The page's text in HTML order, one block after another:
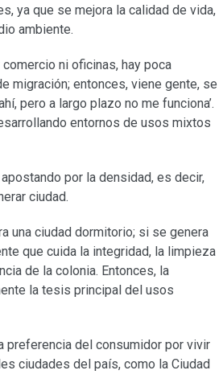
ya que se mejora la calidad de vida,
ambiente.
ni oficinas, hay poca
migración; entonces, viene gente, se
pero a largo plazo no me funciona’.
entornos de usos mixtos
por la densidad, es decir,
ciudad.
una ciudad dormitorio; si se genera
que cuida la integridad, la limpieza
de la colonia. Entonces, la
la tesis principal del usos
preferencia del consumidor por vivir
ciudades del país, como la Ciudad